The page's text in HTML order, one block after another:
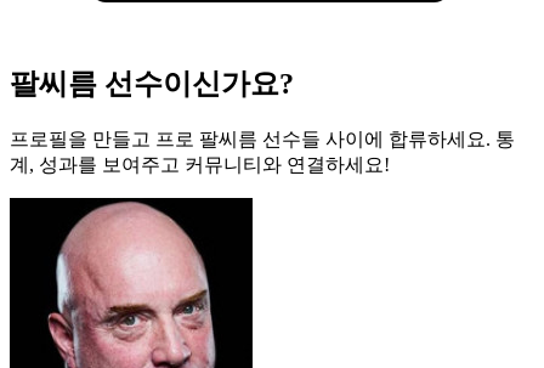
팔씨름 선수이신가요?
프로필을 만들고 프로 팔씨름 선수들 사이에 합류하세요. 통
계, 성과를 보여주고 커뮤니티와 연결하세요!